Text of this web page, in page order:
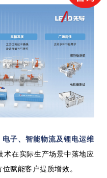
电子、智能物流及锂电运维
术在实际生产场景中落地应
赋能客户提质增效。